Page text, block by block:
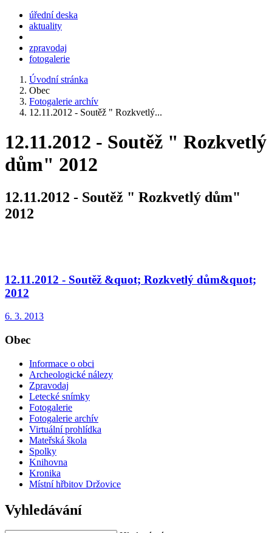
úřední deska
aktuality
zpravodaj
fotogalerie
Úvodní stránka
Obec
Fotogalerie archív
12.11.2012 - Soutěž " Rozkvetlý...
12.11.2012 - Soutěž " Rozkvetlý
dům" 2012
12.11.2012 - Soutěž " Rozkvetlý dům"
2012
12.11.2012 - Soutěž &quot; Rozkvetlý dům&quot;
2012
6. 3. 2013
Obec
Informace o obci
Archeologické nálezy
Zpravodaj
Letecké snímky
Fotogalerie
Fotogalerie archív
Virtuální prohlídka
Mateřská škola
Spolky
Knihovna
Kronika
Místní hřbitov Držovice
Vyhledávání